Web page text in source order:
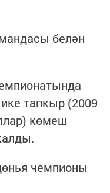
белән
тапкыр (2009
көмеш
чемпионы